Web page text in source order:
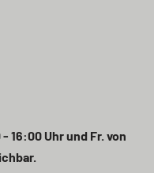
16:00 Uhr und Fr. von